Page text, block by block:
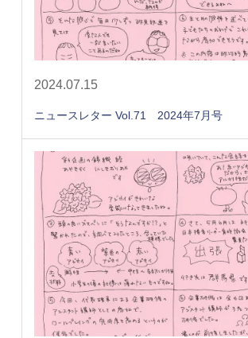
2024.07.15
ニュースレター Vol.71 2024年7月号